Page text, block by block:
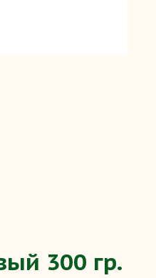
300 гр.